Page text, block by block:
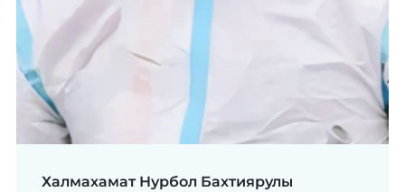
Халмахамат Нурбол Бахтиярулы